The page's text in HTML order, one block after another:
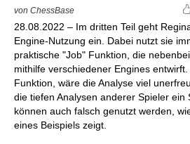
von ChessBase
28.08.2022 – Im dritten Teil geht
Engine-Nutzung ein. Dabei nutzt sie
praktische "Job" Funktion, die
mithilfe verschiedener Engines
Funktion, wäre die Analyse viel
die tiefen Analysen anderer Spieler ein
können auch falsch genutzt werden,
eines Beispiels zeigt.